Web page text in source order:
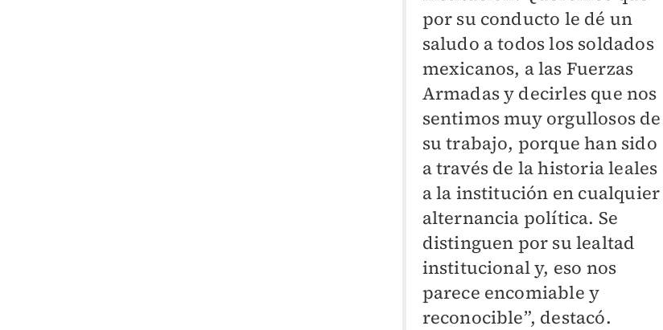
por su conducto le dé un
saludo a todos los soldados
mexicanos, a las Fuerzas
Armadas y decirles que nos
sentimos muy orgullosos de
su trabajo, porque han sido
a través de la historia leales
a la institución en cualquier
alternancia política. Se
distinguen por su lealtad
institucional y, eso nos
parece encomiable y
reconocible”, destacó.